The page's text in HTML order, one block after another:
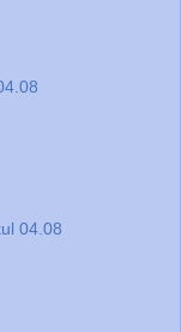
04.08